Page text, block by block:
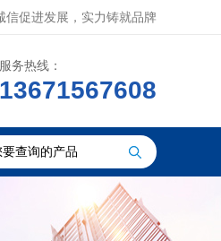
信促进发展，实力铸就品牌
服务热线：
13671567608